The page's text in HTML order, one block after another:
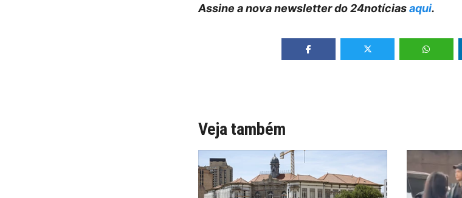
Assine a nova newsletter do 24notíciasaqui.
Veja também